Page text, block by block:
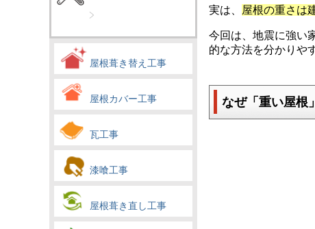
屋根葺き替え工事
屋根カバー工事
瓦工事
漆喰工事
屋根葺き直し工事
実は、 屋根の重さは
今回は、地震に強い
的な方法を分かりや
なぜ「重い屋根